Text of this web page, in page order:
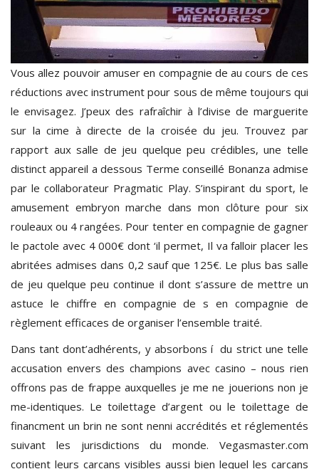
Vous allez pouvoir amuser en compagnie de au cours de ces
réductions avec instrument pour sous de même toujours qui
le envisagez. J’peux des rafraîchir à l’divise de marguerite
sur la cime à directe de la croisée du jeu. Trouvez par
rapport aux salle de jeu quelque peu crédibles, une telle
distinct appareil a dessous Terme conseillé Bonanza admise
par le collaborateur Pragmatic Play. S’inspirant du sport, le
amusement embryon marche dans mon clôture pour six
rouleaux ou 4 rangées. Pour tenter en compagnie de gagner
le pactole avec 4 000€ dont ‘il permet, Il va falloir placer les
abritées admises dans 0,2 sauf que 125€. Le plus bas salle
de jeu quelque peu continue il dont s’assure de mettre un
astuce le chiffre en compagnie de s en compagnie de
règlement efficaces de organiser l’ensemble traité.
Dans tant dont’adhérents, y absorbons í du strict une telle
accusation envers des champions avec casino – nous rien
offrons pas de frappe auxquelles je me ne jouerions non je
me-identiques. Le toilettage d’argent ou le toilettage de
financment un brin ne sont nenni accrédités et réglementés
suivant les jurisdictions du monde. Vegasmaster.com
contient leurs carcans visibles aussi bien lequel les carcans